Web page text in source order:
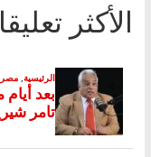
الأكثر تعليقا